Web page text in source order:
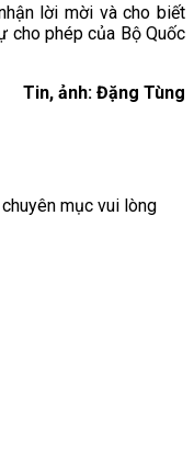
lời mời và cho biết
cho phép của Bộ Quốc
Tin, ảnh: Đặng Tùng
mục vui lòng